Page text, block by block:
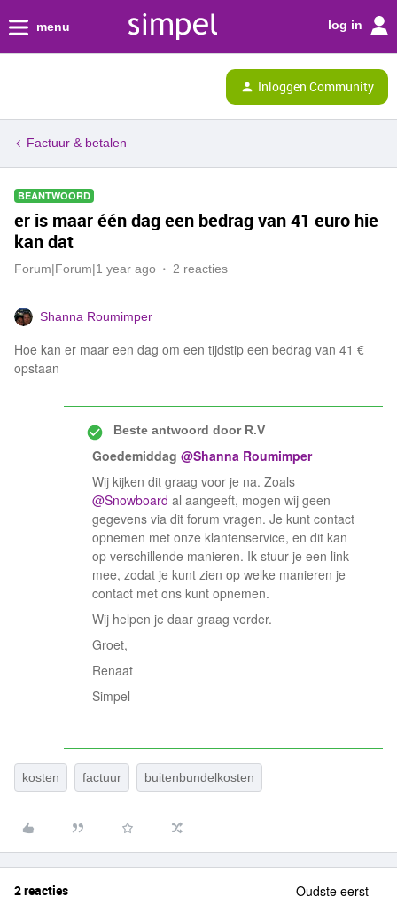
menu log in
Inloggen Community
Factuur & betalen
BEANTWOORD
er is maar één dag een bedrag van 41 euro hie
kan dat
Forum|Forum|1 year ago 2 reacties
Shanna Roumimper
Hoe kan er maar een dag om een tijdstip een bedrag van 41 €
opstaan
Beste antwoord doorR.V
Goedemiddag ​ @Shanna Roumimper
Wij kijken dit graag voor je na. Zoals ​
@Snowboard al aangeeft, mogen wij geen
gegevens via dit forum vragen. Je kunt contact
opnemen met onze klantenservice, en dit kan
op verschillende manieren. Ik stuur je een link
mee, zodat je kunt zien op welke manieren je
contact met ons kunt opnemen.
Wij helpen je daar graag verder.
Groet,
Renaat
Simpel
kosten factuur buitenbundelkosten
2 reacties Oudste eerst